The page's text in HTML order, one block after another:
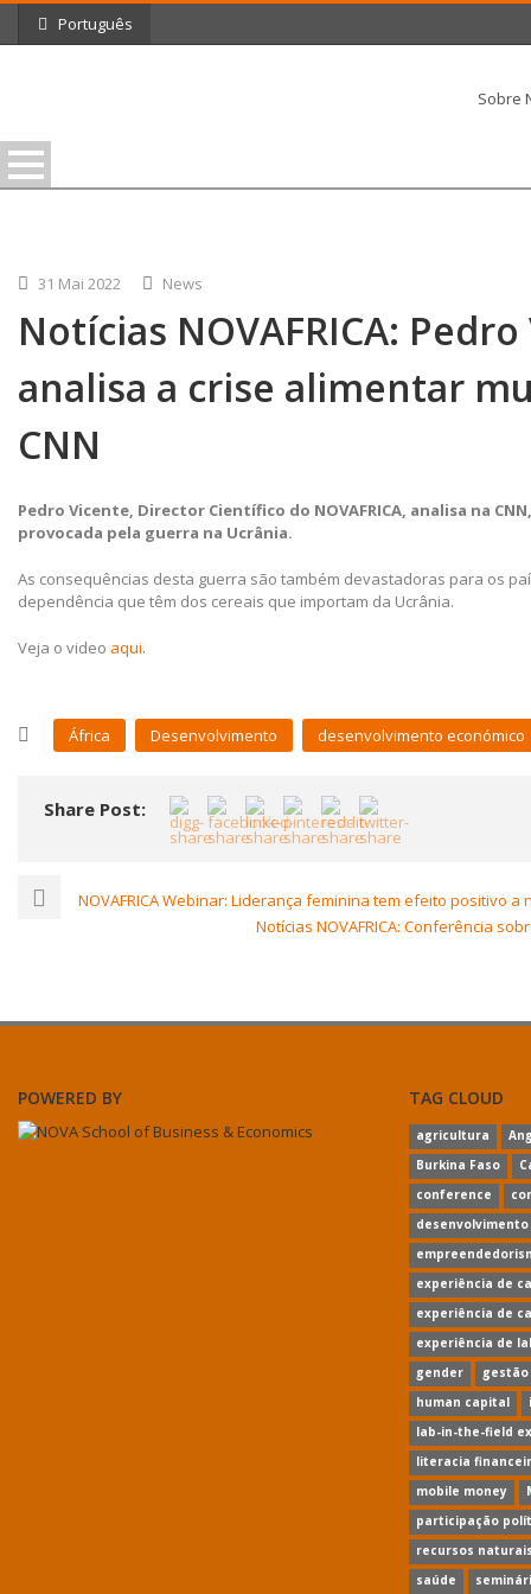
Português
Sobre
31 Mai 2022 News
Notícias NOVAFRICA:
analisa a crise alimentar
CNN
Pedro Vicente, Director Científico do NOVAFRICA, analisa na
provocada pela guerra na Ucrânia.
As consequências desta guerra são também devastadoras para os
dependência que têm dos cereais que importam da Ucrânia.
Veja o video aqui.
África Desenvolvimento desenvolvimento económico
Share Post:
NOVAFRICA Webinar: Liderança feminina tem efeito positivo a
Notícias NOVAFRICA: Conferência
POWERED BY TAG CLOUD
agricultura
Burkina Faso
conference
experiência de
experiência de
experiência de
gender
gestão
human capital
lab-in-the-field
literacia
mobile money
participação
recursos
saúde